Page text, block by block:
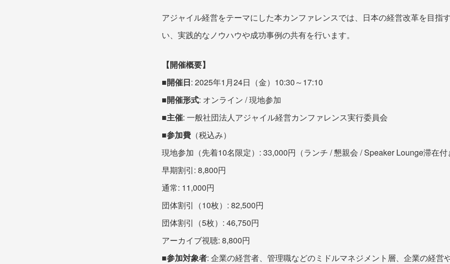
アジャイル経営をテーマにした本カンファレンスでは、日本の経営改革を目指
い、実践的なノウハウや成功事例の共有を行います。
【開催概要】
■開催日: 2025年1月24日（金）10:30～17:10
■開催形式: オンライン / 現地参加
■主催: 一般社団法人アジャイル経営カンファレンス実行委員会
■参加費 （税込み）
現地参加（先着10名限定）: 33,000円（ランチ / 懇親会 / Speaker Lounge滞在付
早期割引: 8,800円
通常: 11,000円
団体割引（10枚）: 82,500円
団体割引（5枚）: 46,750円
アーカイブ視聴: 8,800円
■参加対象者: 企業の経営者、管理職などのミドルマネジメント層、企業の経営